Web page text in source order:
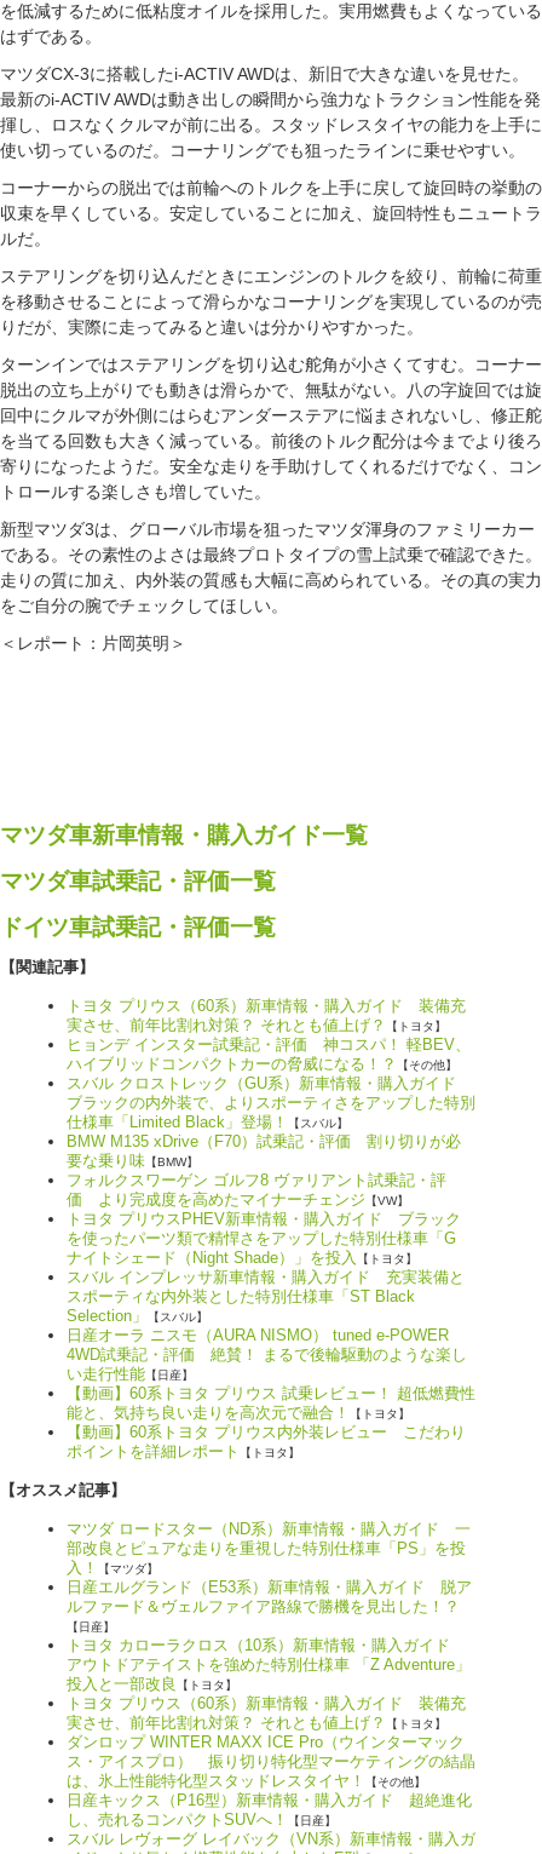
を低減するために低粘度オイルを採用した。実用燃費もよくなっている
はずである。
マツダCX-3に搭載したi-ACTIV AWDは、新旧で大きな違いを見せた。
最新のi-ACTIV AWDは動き出しの瞬間から強力なトラクション性能を発
揮し、ロスなくクルマが前に出る。スタッドレスタイヤの能力を上手に
使い切っているのだ。コーナリングでも狙ったラインに乗せやすい。
コーナーからの脱出では前輪へのトルクを上手に戻して旋回時の挙動の
収束を早くしている。安定していることに加え、旋回特性もニュートラ
ルだ。
ステアリングを切り込んだときにエンジンのトルクを絞り、前輪に荷重
を移動させることによって滑らかなコーナリングを実現しているのが売
りだが、実際に走ってみると違いは分かりやすかった。
ターンインではステアリングを切り込む舵角が小さくてすむ。コーナー
脱出の立ち上がりでも動きは滑らかで、無駄がない。八の字旋回では旋
回中にクルマが外側にはらむアンダーステアに悩まされないし、修正舵
を当てる回数も大きく減っている。前後のトルク配分は今までより後ろ
寄りになったようだ。安全な走りを手助けしてくれるだけでなく、コン
トロールする楽しさも増していた。
新型マツダ3は、グローバル市場を狙ったマツダ渾身のファミリーカー
である。その素性のよさは最終プロトタイプの雪上試乗で確認できた。
走りの質に加え、内外装の質感も大幅に高められている。その真の実力
をご自分の腕でチェックしてほしい。
＜レポート：片岡英明＞
マツダ車新車情報・購入ガイド一覧
マツダ車試乗記・評価一覧
ドイツ車試乗記・評価一覧
【関連記事】
トヨタ プリウス（60系）新車情報・購入ガイド 装備充
実させ、前年比割れ対策？ それとも値上げ？
【トヨタ】
ヒョンデ インスター試乗記・評価 神コスパ！ 軽BEV、
ハイブリッドコンパクトカーの脅威になる！？
【その他】
スバル クロストレック（GU系）新車情報・購入ガイド
ブラックの内外装で、よりスポーティさをアップした特別
仕様車「Limited Black」登場！
【スバル】
BMW M135 xDrive（F70）試乗記・評価 割り切りが必
要な乗り味 【BMW】
フォルクスワーゲン ゴルフ8 ヴァリアント試乗記・評
価 より完成度を高めたマイナーチェンジ 【VW】
トヨタ プリウスPHEV新車情報・購入ガイド ブラック
を使ったパーツ類で精悍さをアップした特別仕様車「G
ナイトシェード（Night Shade）」を投入
【トヨタ】
スバル インプレッサ新車情報・購入ガイド 充実装備と
スポーティな内外装とした特別仕様車「ST Black
Selection」
【スバル】
日産オーラ ニスモ（AURA NISMO） tuned e-POWER
4WD試乗記・評価 絶賛！ まるで後輪駆動のような楽し
い走行性能 【日産】
【動画】60系トヨタ プリウス 試乗レビュー！ 超低燃費性
能と、気持ち良い走りを高次元で融合！
【トヨタ】
【動画】60系トヨタ プリウス内外装レビュー こだわり
ポイントを詳細レポート
【トヨタ】
【オススメ記事】
マツダ ロードスター（ND系）新車情報・購入ガイド 一
部改良とピュアな走りを重視した特別仕様車「PS」を投
入！
【マツダ】
日産エルグランド（E53系）新車情報・購入ガイド 脱ア
ルファード＆ヴェルファイア路線で勝機を見出した！？
【日産】
トヨタ カローラクロス（10系）新車情報・購入ガイド
アウトドアテイストを強めた特別仕様車 「Z Adventure」
投入と一部改良
【トヨタ】
トヨタ プリウス（60系）新車情報・購入ガイド 装備充
実させ、前年比割れ対策？ それとも値上げ？
【トヨタ】
ダンロップ WINTER MAXX ICE Pro（ウインターマック
ス・アイスプロ） 振り切り特化型マーケティングの結晶
は、氷上性能特化型スタッドレスタイヤ！
【その他】
日産キックス（P16型）新車情報・購入ガイド 超絶進化
し、売れるコンパクトSUVへ！
【日産】
スバル レヴォーグ レイバック（VN系）新車情報・購入ガ